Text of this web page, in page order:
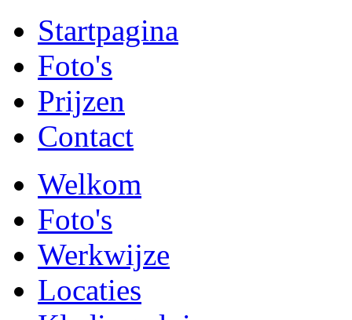
Startpagina
Foto's
Prijzen
Contact
Welkom
Foto's
Werkwijze
Locaties